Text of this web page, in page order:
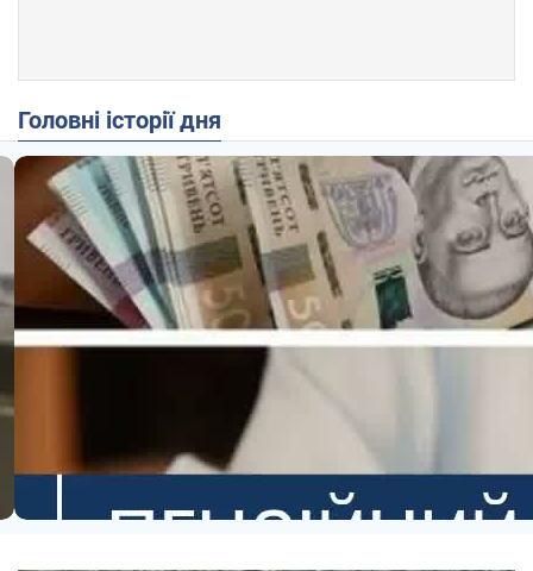
Головні історії дня